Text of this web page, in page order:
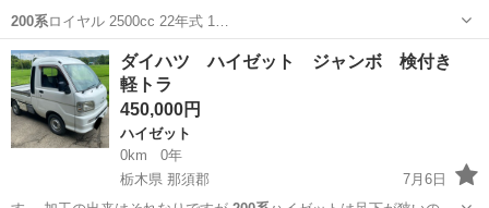
200系ロイヤル 2500cc 22年式 1…
宮崎 都城市 五十市駅 クラウン
ダイハツ ハイゼット ジャンボ 検付き
軽トラ
450,000円
ハイゼット
0km
0年
栃木県 那須郡
7月6日